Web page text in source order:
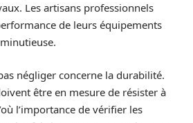
Les artisans professionnels
de leurs équipements
négliger concerne la durabilité.
être en mesure de résister à
l’importance de vérifier les